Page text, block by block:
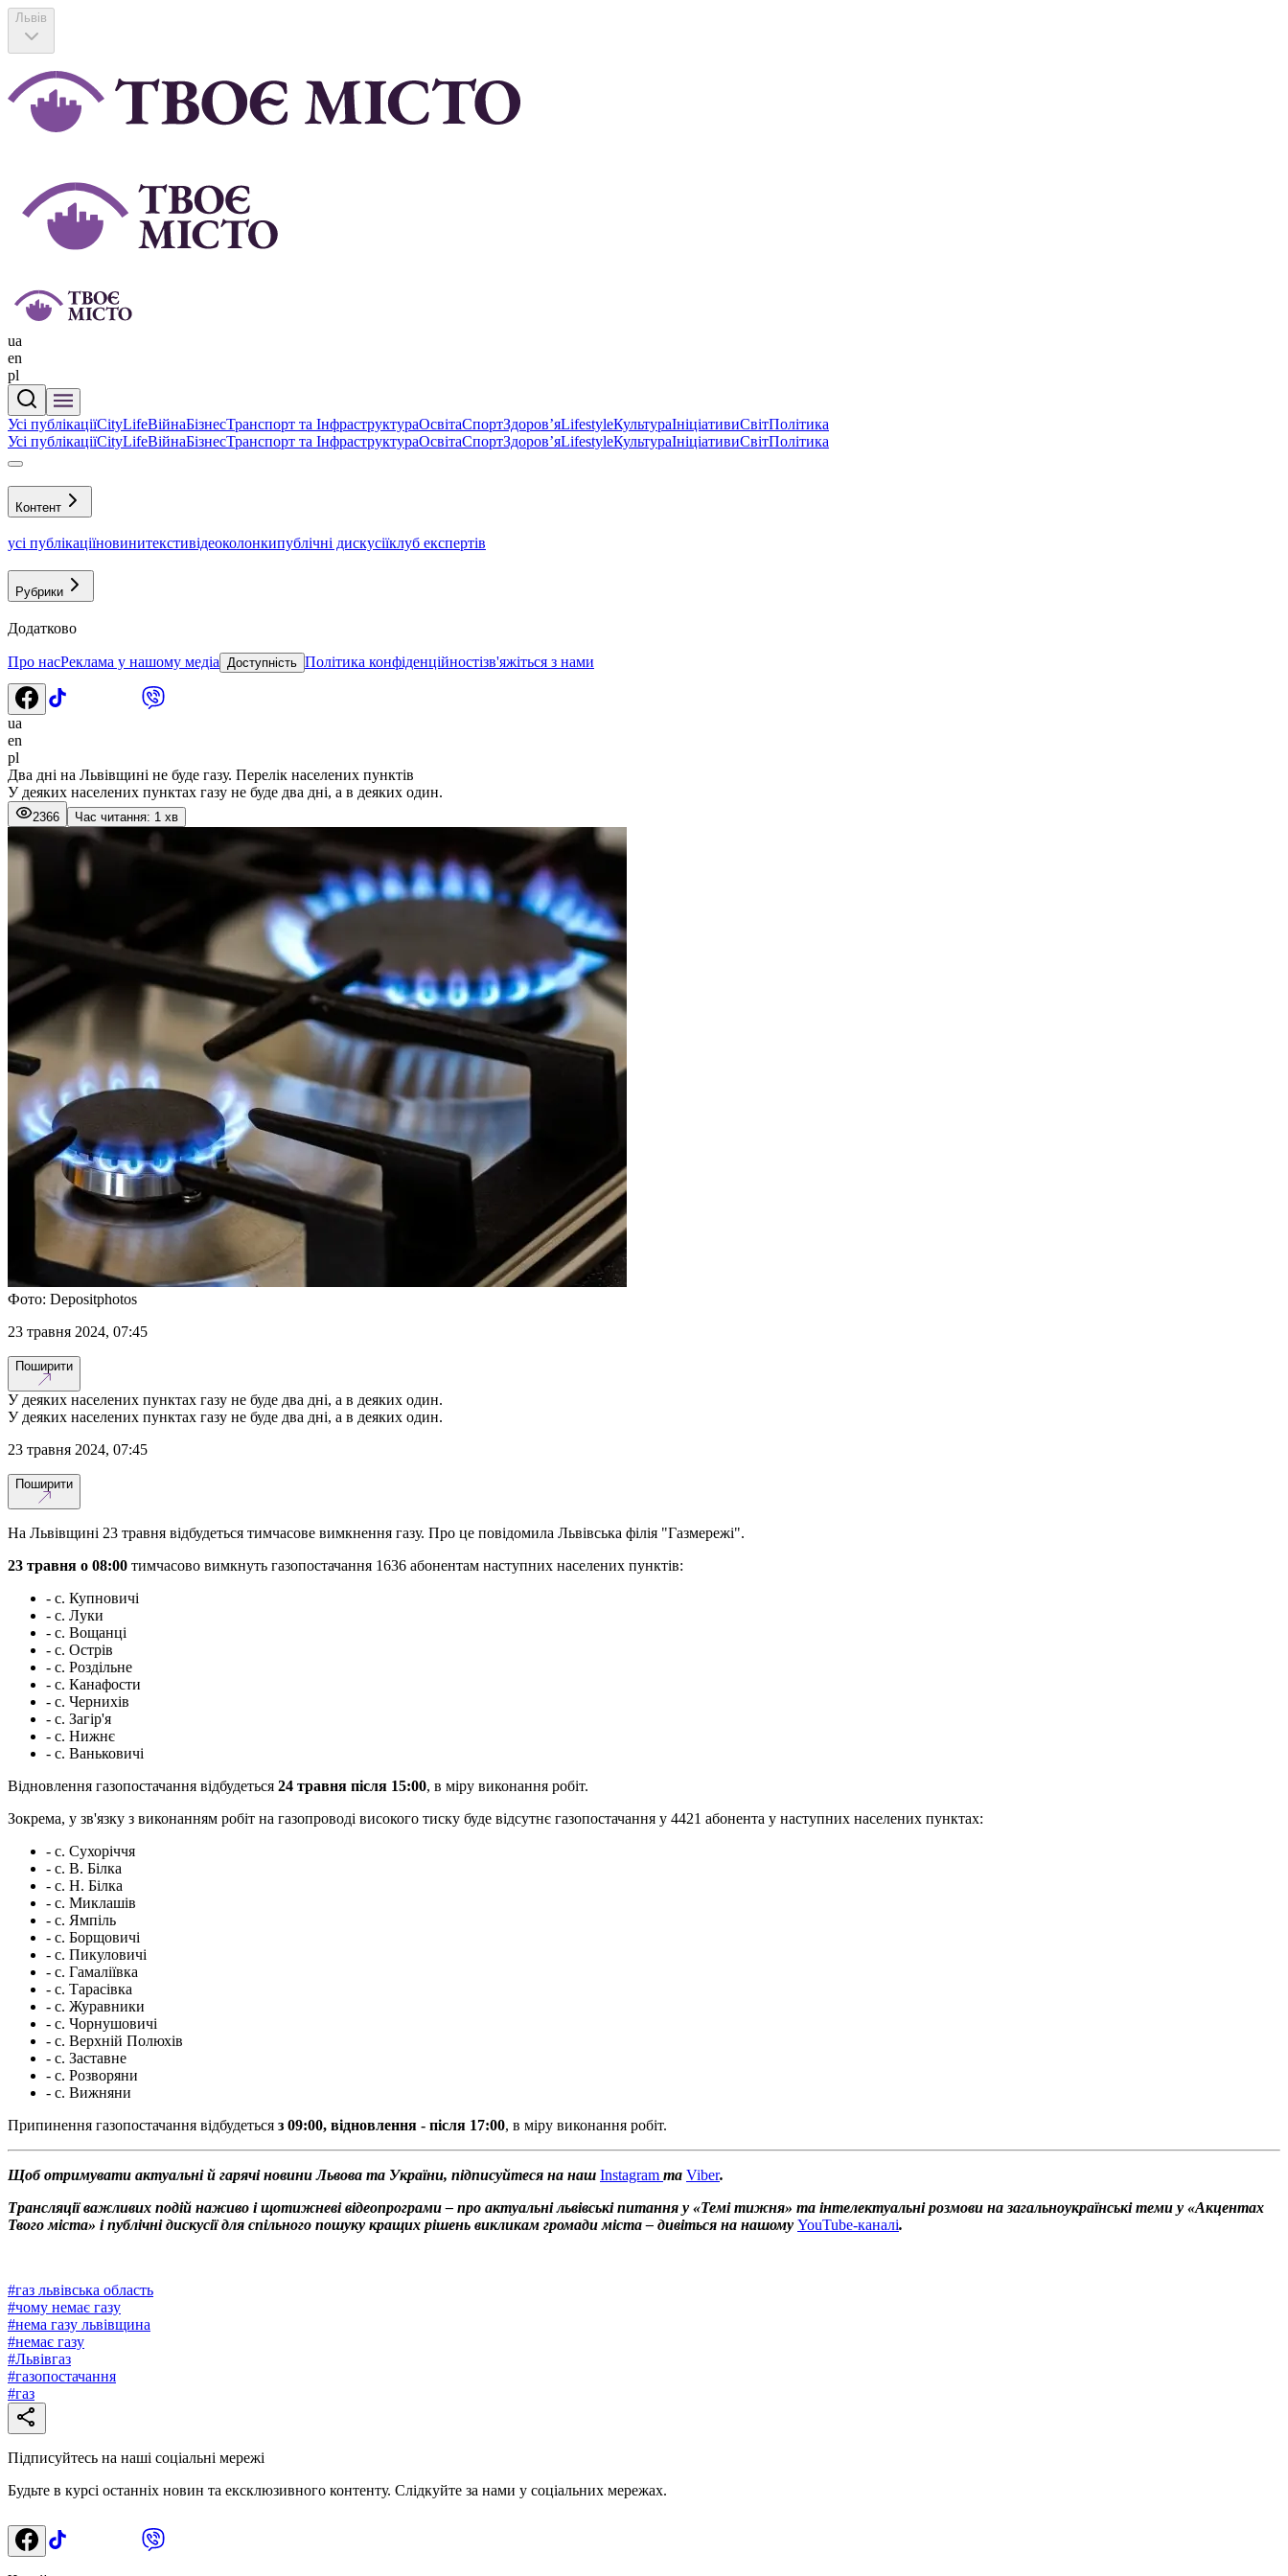
Львів
ua
en
pl
Усі публікаціїCityLifeВійнаБізнесТранспорт та ІнфраструктураОсвітаСпортЗдоровʼяLifestyleКультураІніціативиСвітПолітика
Усі публікаціїCityLifeВійнаБізнесТранспорт та ІнфраструктураОсвітаСпортЗдоровʼяLifestyleКультураІніціативиСвітПолітика
Контент
усі публікаціїновинитекстивідеоколонкипублічні дискусіїклуб експертів
Рубрики
Додатково
Про насРеклама у нашому медіа Доступність Політика конфіденційностізв'яжіться з нами
ua
en
pl
Два дні на Львівщині не буде газу. Перелік населених пунктів
У деяких населених пунктах газу не буде два дні, а в деяких один.
2366 Час читання: 1 хв
Фото: Depositphotos
23 травня 2024, 07:45
Поширити
У деяких населених пунктах газу не буде два дні, а в деяких один.
У деяких населених пунктах газу не буде два дні, а в деяких один.
23 травня 2024, 07:45
Поширити
На Львівщині 23 травня відбудеться тимчасове вимкнення газу. Про це повідомила Львівська філія "Газмережі".
23 травня о 08:00 тимчасово вимкнуть газопостачання 1636 абонентам наступних населених пунктів:
- с. Купновичі
- с. Луки
- с. Вощанці
- с. Острів
- с. Роздільне
- с. Канафости
- с. Чернихів
- с. Загір'я
- с. Нижнє
- с. Ваньковичі
Відновлення газопостачання відбудеться 24 травня після 15:00, в міру виконання робіт.
Зокрема, у зв'язку з виконанням робіт на газопроводі високого тиску буде відсутнє газопостачання у 4421 абонента у наступних населених пунктах:
- с. Сухоріччя
- с. В. Білка
- с. Н. Білка
- с. Миклашів
- с. Ямпіль
- с. Борщовичі
- с. Пикуловичі
- с. Гамаліївка
- с. Тарасівка
- с. Журавники
- с. Чорнушовичі
- с. Верхній Полюхів
- с. Заставне
- с. Розворяни
- с. Вижняни
Припинення газопостачання відбудеться з 09:00, відновлення - після 17:00, в міру виконання робіт.
Щоб отримувати актуальні й гарячі новини Львова та України, підписуйтеся на наш Instagram та Viber.
Трансляції важливих подій наживо і щотижневі відеопрограми – про актуальні львівські питання у «Темі тижня» та інтелектуальні розмови на загальноукраїнські теми у «Акцентах
Твого міста» і публічні дискусії для спільного пошуку кращих рішень викликам громади міста – дивіться на нашому YouTube-каналі.
#газ львівська область
#чому немає газу
#нема газу львівщина
#немає газу
#Львівгаз
#газопостачання
#газ
Підписуйтесь на наші соціальні мережі
Будьте в курсі останніх новин та ексклюзивного контенту. Слідкуйте за нами у соціальних мережах.